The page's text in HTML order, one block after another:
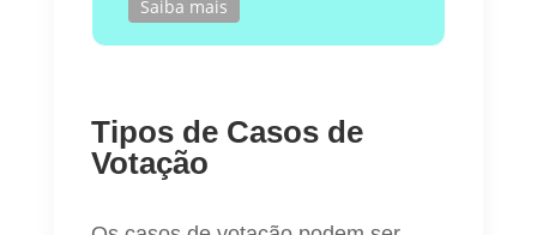
Saiba mais
Tipos de Casos de
Votação